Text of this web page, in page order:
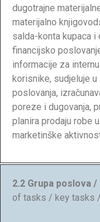
dugotrajne
materijalno
salda-konta kupaca i
financijsko
informacije za
korisnike, sudjeluje
poslovanja,
poreze i dugovanja,
planira prodaju robe
marketinške
2.2 Grupa poslova
of tasks / key tasks